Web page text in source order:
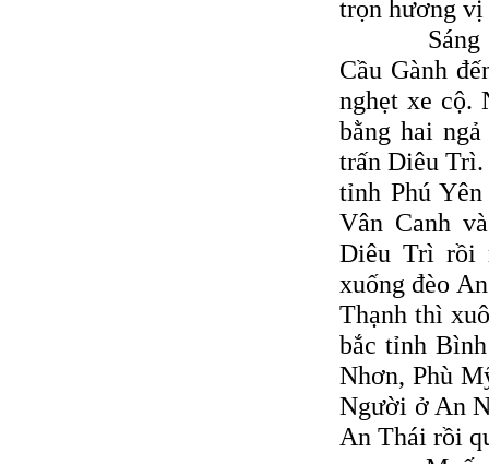
trọn hương vị
Sáng
Cầu Gành
nghẹt xe cộ.
bằng hai
trấn Diêu
tỉnh Phú
Vân Canh
Diêu Trì rồi
xuống đèo
Thạnh thì
bắc tỉnh
Nhơn, Phù
Người ở An
An Thái rồi